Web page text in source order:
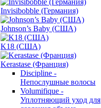
Invisibobble (Германия)
Johnson’s Baby (США)
K18 (США)
Kerastase (Франция)
Discipline -
Непослушные волосы
Volumifique -
Уплотняющий уход для